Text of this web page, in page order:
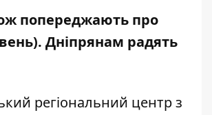
попереджають про
Дніпрянам радять
регіональний центр з